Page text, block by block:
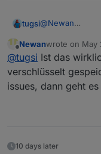
tugsi@Newan
Funktioniert
Ich hatte bisher
Script unter
warum gibt es
Eine kleine
des Adapters
lassen. Sodass
Ansonsten
Offline
Newanwrote on May
last edited by
@tugsi Ist das
verschlüsselt
issues, dann geht
10 days later